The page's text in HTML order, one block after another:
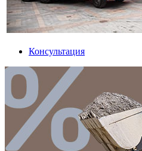
Консультация